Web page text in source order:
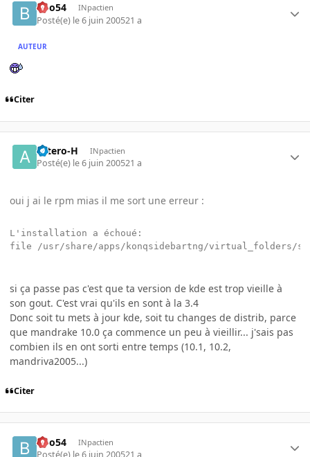
Boo54 INpactien
Posté(e) le 6 juin 200521 a
AUTEUR
Citer
astero-H INpactien
Posté(e) le 6 juin 200521 a
oui j ai le rpm mias il me sort une erreur :
L'installation a échoué:
file /usr/share/apps/konqsidebartng/virtual_folders/
si ça passe pas c'est que ta version de kde est trop vieille à
son gout. C'est vrai qu'ils en sont à la 3.4
Donc soit tu mets à jour kde, soit tu changes de distrib, parce
que mandrake 10.0 ça commence un peu à vieillir... j'sais pas
combien ils en ont sorti entre temps (10.1, 10.2,
mandriva2005...)
Citer
Boo54 INpactien
Posté(e) le 6 juin 200521 a